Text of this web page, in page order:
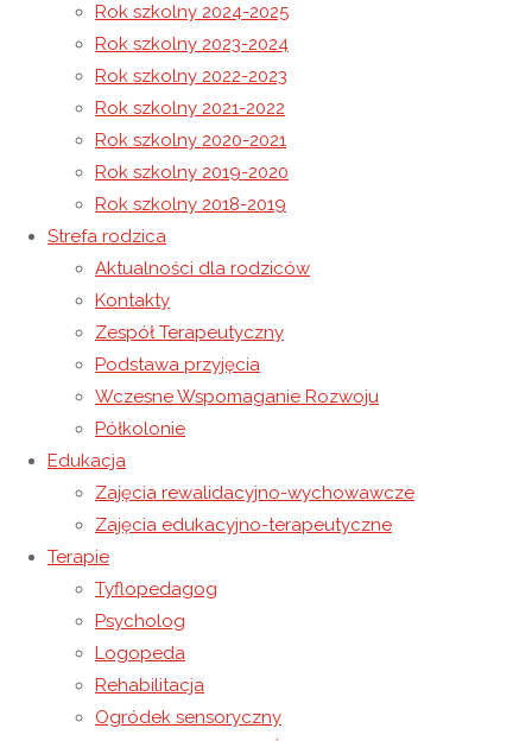
Rok szkolny 2024-2025
Rok szkolny 2023-2024
Rok szkolny 2022-2023
Rok szkolny 2021-2022
Rok szkolny 2020-2021
Rok szkolny 2019-2020
Rok szkolny 2018-2019
Strefa rodzica
Aktualności dla rodziców
Kontakty
Zespół Terapeutyczny
Podstawa przyjęcia
Wczesne Wspomaganie Rozwoju
Półkolonie
Edukacja
Zajęcia rewalidacyjno-wychowawcze
Zajęcia edukacyjno-terapeutyczne
Terapie
Tyflopedagog
Psycholog
Logopeda
Rehabilitacja
Ogródek sensoryczny
Archidiecezjalny Dzień Chorego w Wysokiej.
Lutowa Alpakoterapia
11 lutego 202511 lutego 2025
Wiadomości
Warsztaty dla Rodziców z metody Ruchu
Rozwijającego Weroniki Sherborne
W dniu 10 lutego 2025 roku w Ośrodku odbyły się
warsztaty dla Rodziców naszych Wychowanków.
Podczas spotkania korzystano z elementów
metody opracowanej przez brytyjską pedagog i
terapeutkę Weronikę Sherborne, która oparta jest
na naturalnych potrzebach ruchowych człowieka.
Przedstawicielki Poradni Psychologiczno-
Pedagogicznej w Łańcucie Pani pedagog